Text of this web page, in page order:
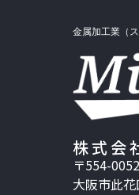
金属加工業（
株式会
〒554-0052
大阪市此